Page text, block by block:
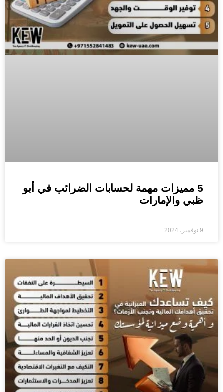
5 مميزات مهمة لحسابات الضرائب في أبو
ظبي والإمارات
9 نوفمبر، 2024